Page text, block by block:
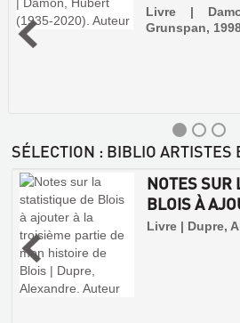
Livre |
Grunspan,
SÉLECTION : BIBLIO ARTISTES
NOTES SUR
BLOIS À
Livre | Dupre,